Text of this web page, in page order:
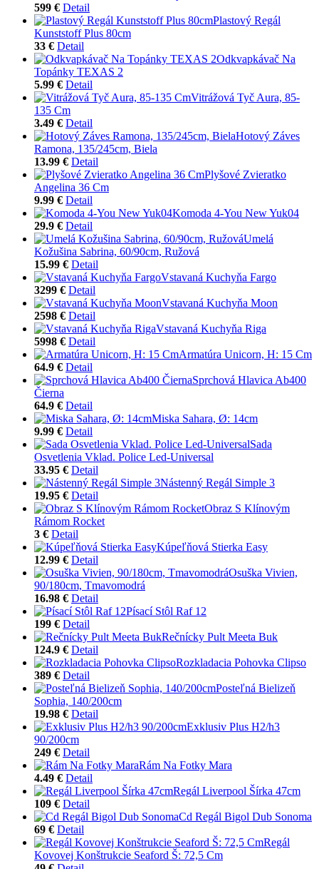
599 € Detail
Plastový Regál
Kunststoff Plus 80cm
33 € Detail
Odkvapkávač Na
Topánky TEXAS 2
5.99 € Detail
Vitrážová Tyč Aura, 85-
135 Cm
3.49 € Detail
Hotový Záves
Ramona, 135/245cm, Biela
13.99 € Detail
Plyšové Zvieratko
Angelina 36 Cm
9.99 € Detail
Komoda 4-You New Yuk04
29.9 € Detail
Umelá
Kožušina Sabrina, 60/90cm, Ružová
15.99 € Detail
Vstavaná Kuchyňa Fargo
3299 € Detail
Vstavaná Kuchyňa Moon
2598 € Detail
Vstavaná Kuchyňa Riga
5998 € Detail
Armatúra Unicorn, H: 15 Cm
64.9 € Detail
Sprchová Hlavica Ab400
Čierna
64.9 € Detail
Miska Sahara, Ø: 14cm
9.99 € Detail
Sada
Osvetlenia Vklad. Police Led-Universal
33.95 € Detail
Nástenný Regál Simple 3
19.95 € Detail
Obraz S Klínovým
Rámom Rocket
3 € Detail
Kúpeľňová Stierka Easy
12.99 € Detail
Osuška Vivien,
90/180cm, Tmavomodrá
16.98 € Detail
Písací Stôl Raf 12
199 € Detail
Rečnícky Pult Meeta Buk
124.9 € Detail
Rozkladacia Pohovka Clipso
389 € Detail
Posteľná Bielizeň
Sophia, 140/200cm
19.98 € Detail
Exklusiv Plus H2/h3
90/200cm
249 € Detail
Rám Na Fotky Mara
4.49 € Detail
Regál Liverpool Šírka 47cm
109 € Detail
Cd Regál Bigol Dub Sonoma
69 € Detail
Regál
Kovovej Konštrukcie Seaford Š: 72,5 Cm